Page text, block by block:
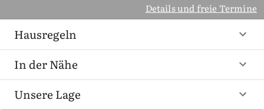
Details und freie Termine
Hausregeln
In der Nähe
Unsere Lage